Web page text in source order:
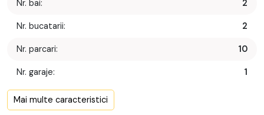
Nr. bai: 2
Nr. bucatarii: 2
Nr. parcari: 10
Nr. garaje: 1
Front stradal:
Mai multe caracteristici